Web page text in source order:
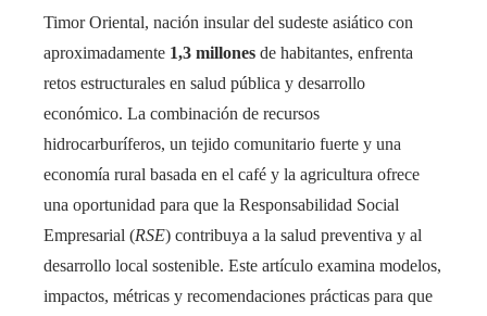
Timor Oriental, nación insular del sudeste asiático con
aproximadamente 1,3 millones de habitantes, enfrenta
retos estructurales en salud pública y desarrollo
económico. La combinación de recursos
hidrocarburíferos, un tejido comunitario fuerte y una
economía rural basada en el café y la agricultura ofrece
una oportunidad para que la Responsabilidad Social
Empresarial (RSE) contribuya a la salud preventiva y al
desarrollo local sostenible. Este artículo examina modelos,
impactos, métricas y recomendaciones prácticas para que